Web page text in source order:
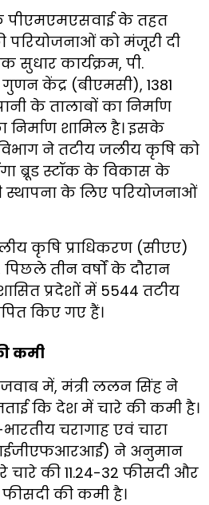
के तहत
परियोजनाओं को मंजूरी दी
कार्यक्रम, पी.
केंद्र (बीएमसी), 1381
के तालाबों का निर्माण
निर्माण शामिल है। इसके
ने तटीय जलीय कृषि को
ब्रूड स्टॉक के विकास के
स्थापना के लिए परियोजनाओं
कृषि प्राधिकरण (सीएए)
तीन वर्षों के दौरान
प्रदेशों में 5544 तटीय
किए गए हैं।
कमी
में, मंत्री ललन सिंह ने
कि देश में चारे की कमी है।
चरागाह एवं चारा
ने अनुमान
की 11.24-32 फीसदी और
की कमी है।